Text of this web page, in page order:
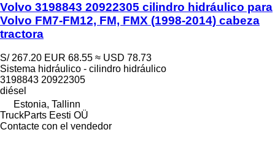
Volvo 3198843 20922305 cilindro hidráulico para
Volvo FM7-FM12, FM, FMX (1998-2014) cabeza
tractora
S/ 267.20 EUR 68.55 ≈ USD 78.73
Sistema hidráulico - cilindro hidráulico
3198843 20922305
diésel
Estonia, Tallinn
TruckParts Eesti OÜ
Contacte con el vendedor